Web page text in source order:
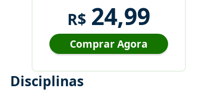
R$ 24,99
Comprar Agora
Disciplinas